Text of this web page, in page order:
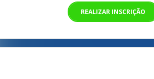
REALIZAR INSCRIÇÃO